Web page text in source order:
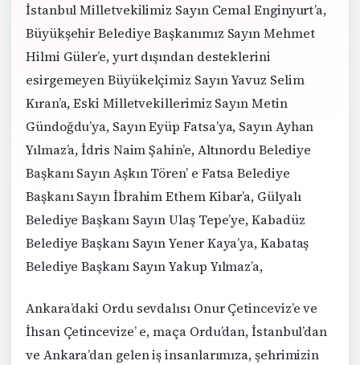
İstanbul Milletvekilimiz Sayın Cemal Enginyurt’a,
Büyükşehir Belediye Başkanımız Sayın Mehmet
Hilmi Güler’e, yurt dışından desteklerini
esirgemeyen Büyükelçimiz Sayın Yavuz Selim
Kıran’a, Eski Milletvekillerimiz Sayın Metin
Gündoğdu’ya, Sayın Eyüp Fatsa’ya, Sayın Ayhan
Yılmaz’a, İdris Naim Şahin’e, Altınordu Belediye
Başkanı Sayın Aşkın Tören’ e Fatsa Belediye
Başkanı Sayın İbrahim Ethem Kibar’a, Gülyalı
Belediye Başkanı Sayın Ulaş Tepe’ye, Kabadüz
Belediye Başkanı Sayın Yener Kaya’ya, Kabataş
Belediye Başkanı Sayın Yakup Yılmaz’a,
Ankara’daki Ordu sevdalısı Onur Çetinceviz’e ve
İhsan Çetincevize’ e, maça Ordu’dan, İstanbul’dan
ve Ankara’dan gelen iş insanlarımıza, şehrimizin